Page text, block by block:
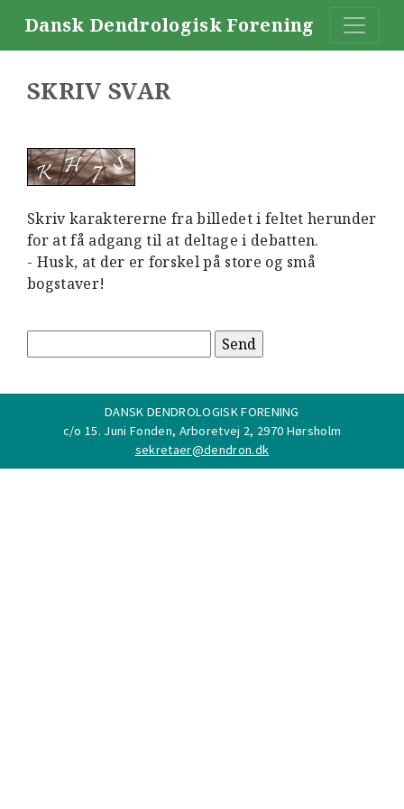
Dansk Dendrologisk Forening
SKRIV SVAR
Skriv karaktererne fra billedet i feltet herunder
for at få adgang til at deltage i debatten.
- Husk, at der er forskel på store og små
bogstaver!
DANSK DENDROLOGISK FORENING
c/o 15. Juni Fonden, Arboretvej 2, 2970 Hørsholm
sekretaer@dendron.dk